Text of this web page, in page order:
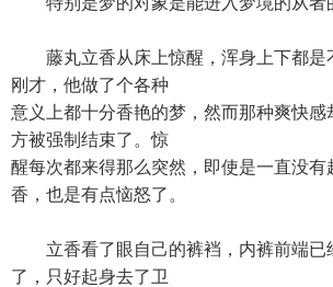
藤丸立香从床上惊醒，浑身上下都是
刚才，他做了个各种
意义上都十分香艳的梦，然而那种爽快感
方被强制结束了。惊
醒每次都来得那么突然，即使是一直没有
香，也是有点恼怒了。
立香看了眼自己的裤裆，内裤前端已
了，只好起身去了卫